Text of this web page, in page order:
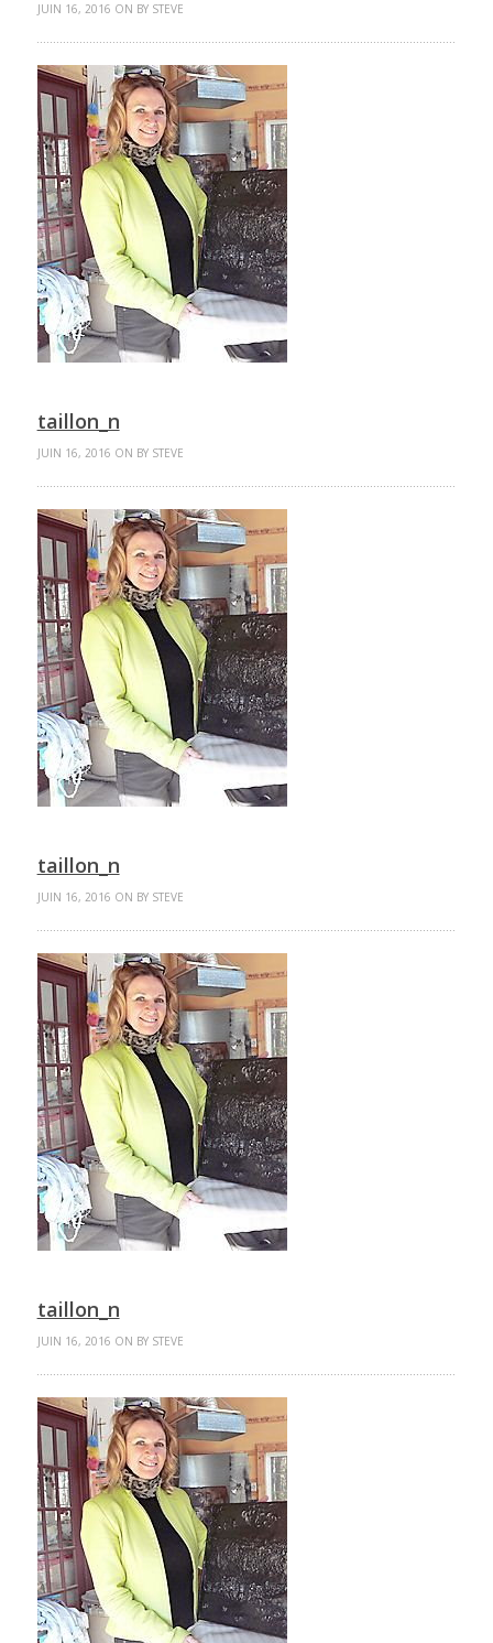
JUIN 16, 2016 ON BY STEVE
taillon_n
JUIN 16, 2016 ON BY STEVE
taillon_n
JUIN 16, 2016 ON BY STEVE
taillon_n
JUIN 16, 2016 ON BY STEVE